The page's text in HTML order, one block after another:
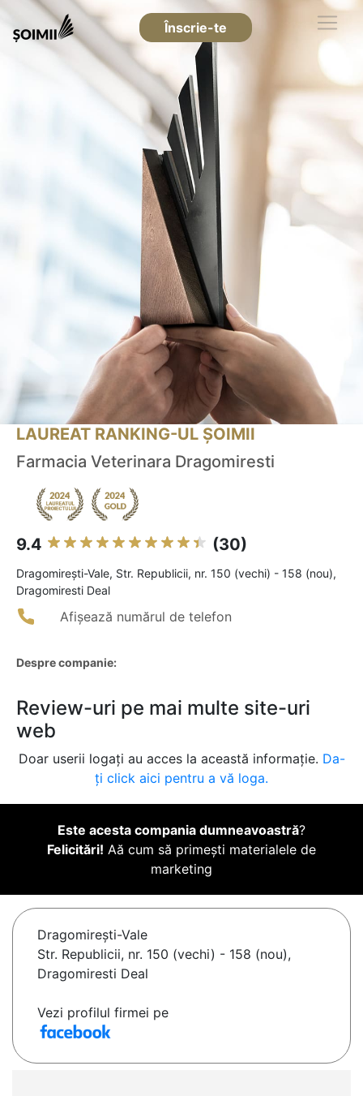
Înscrie-te
LAUREAT RANKING-UL ȘOIMII
Farmacia Veterinara Dragomiresti
9.4 (30)
Dragomireşti-Vale, Str. Republicii, nr. 150 (vechi) - 158 (nou),
Dragomiresti Deal
Afișează numărul de telefon
Despre companie:
Review-uri pe mai multe site-uri
web
Doar userii logați au acces la această informație. Da-
ți click aici pentru a vă loga.
Este acesta compania dumneavoastră?
Felicitări! Aă cum să primești materialele de
marketing
Dragomireşti-Vale
Str. Republicii, nr. 150 (vechi) - 158 (nou),
Dragomiresti Deal
Vezi profilul firmei pe